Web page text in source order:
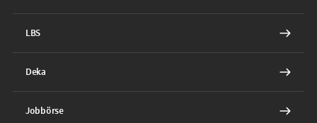
LBS
Deka
Jobbörse